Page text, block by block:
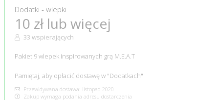
Dodatki - wlepki
10 zł lub więcej
33 wspierających
Pakiet 9 wlepek inspirowanych grą M.E.A.T
Pamiętaj, aby opłacić dostawę w "Dodatkach"
Przewidywana dostawa: listopad 2020
Zakup wymaga podania adresu dostarczenia